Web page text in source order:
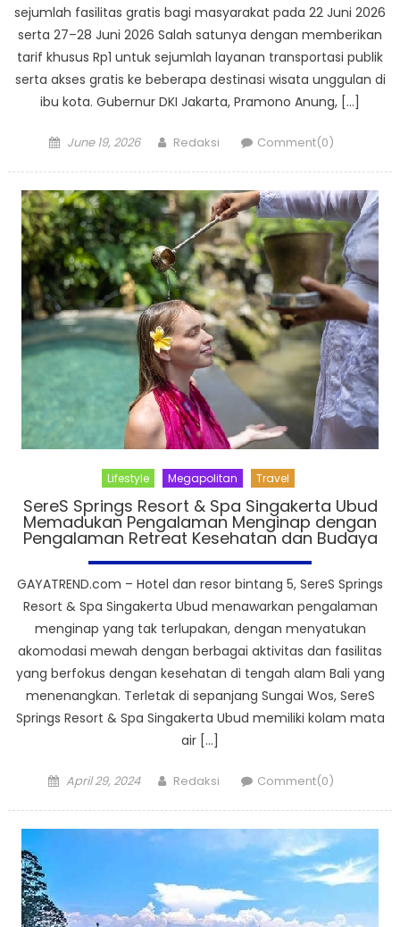
sejumlah fasilitas gratis bagi masyarakat pada 22 Juni 2026
serta 27–28 Juni 2026 Salah satunya dengan memberikan
tarif khusus Rp1 untuk sejumlah layanan transportasi publik
serta akses gratis ke beberapa destinasi wisata unggulan di
ibu kota. Gubernur DKI Jakarta, Pramono Anung, […]
Posted
June 19, 2026 Author
Redaksi Comment(0)
Lifestyle Megapolitan Travel
SereS Springs Resort & Spa Singakerta Ubud
Memadukan Pengalaman Menginap dengan
Pengalaman Retreat Kesehatan dan Budaya
GAYATREND.com – Hotel dan resor bintang 5, SereS Springs
Resort & Spa Singakerta Ubud menawarkan pengalaman
menginap yang tak terlupakan, dengan menyatukan
akomodasi mewah dengan berbagai aktivitas dan fasilitas
yang berfokus dengan kesehatan di tengah alam Bali yang
menenangkan. Terletak di sepanjang Sungai Wos, SereS
Springs Resort & Spa Singakerta Ubud memiliki kolam mata
air […]
Posted
April 29, 2024 Author
Redaksi Comment(0)